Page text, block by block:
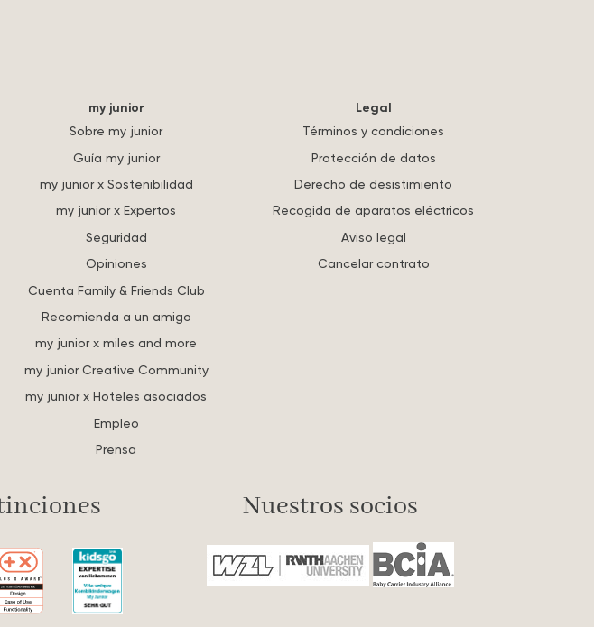
my junior
Sobre my junior
Guía my junior
my junior x Sostenibilidad
my junior x Expertos
Seguridad
Opiniones
Cuenta Family & Friends Club
Recomienda a un amigo
my junior x miles and more
my junior Creative Community
my junior x Hoteles asociados
Empleo
Prensa
Legal
Términos y condiciones
Protección de datos
Derecho de desistimiento
Recogida de aparatos eléctricos
Aviso legal
Cancelar contrato
Nuestros socios